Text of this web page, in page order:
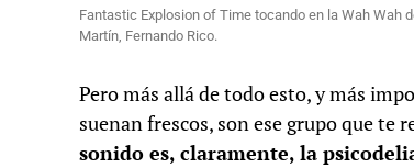
Fantastic Explosion of Time tocando en la Wah Wah
Martín, Fernando Rico.
Pero más allá de todo esto, y más
suenan frescos, son ese grupo que te
sonido es, claramente, la